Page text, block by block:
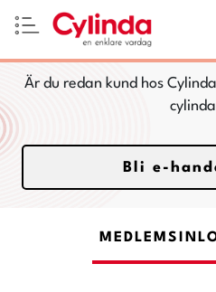
Är du redan kund hos
Bli e-